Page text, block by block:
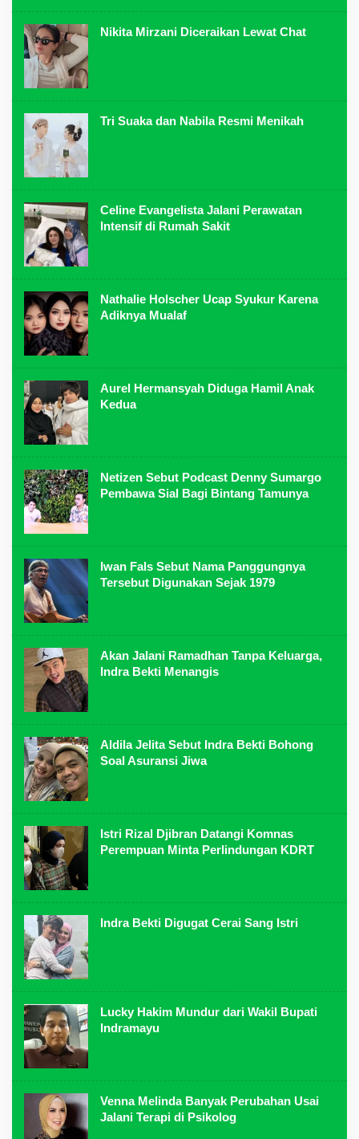
Nikita Mirzani Diceraikan Lewat Chat
Tri Suaka dan Nabila Resmi Menikah
Celine Evangelista Jalani Perawatan
Intensif di Rumah Sakit
Nathalie Holscher Ucap Syukur Karena
Adiknya Mualaf
Aurel Hermansyah Diduga Hamil Anak
Kedua
Netizen Sebut Podcast Denny Sumargo
Pembawa Sial Bagi Bintang Tamunya
Iwan Fals Sebut Nama Panggungnya
Tersebut Digunakan Sejak 1979
Akan Jalani Ramadhan Tanpa Keluarga,
Indra Bekti Menangis
Aldila Jelita Sebut Indra Bekti Bohong
Soal Asuransi Jiwa
Istri Rizal Djibran Datangi Komnas
Perempuan Minta Perlindungan KDRT
Indra Bekti Digugat Cerai Sang Istri
Lucky Hakim Mundur dari Wakil Bupati
Indramayu
Venna Melinda Banyak Perubahan Usai
Jalani Terapi di Psikolog